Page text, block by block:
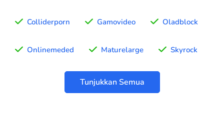
Colliderporn Gamovideo Oladblock
Onlinemeded Maturelarge Skyrock
Tunjukkan Semua